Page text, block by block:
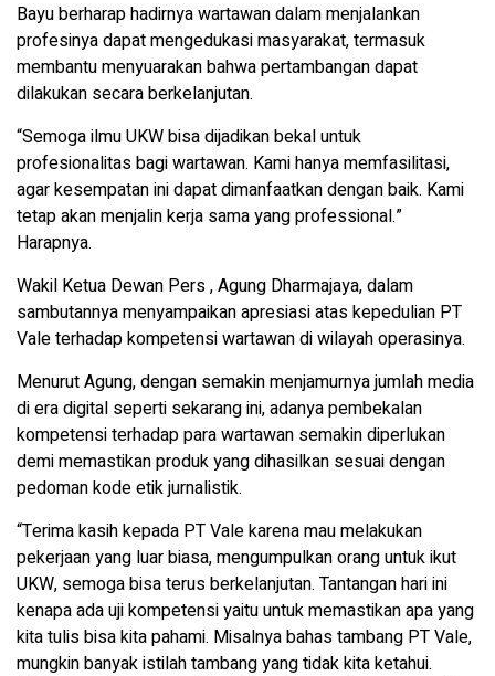
Bayu berharap hadirnya wartawan dalam menjalankan
profesinya dapat mengedukasi masyarakat, termasuk
membantu menyuarakan bahwa pertambangan dapat
dilakukan secara berkelanjutan.
“Semoga ilmu UKW bisa dijadikan bekal untuk
profesionalitas bagi wartawan. Kami hanya memfasilitasi,
agar kesempatan ini dapat dimanfaatkan dengan baik. Kami
tetap akan menjalin kerja sama yang professional.”
Harapnya.
Wakil Ketua Dewan Pers , Agung Dharmajaya, dalam
sambutannya menyampaikan apresiasi atas kepedulian PT
Vale terhadap kompetensi wartawan di wilayah operasinya.
Menurut Agung, dengan semakin menjamurnya jumlah media
di era digital seperti sekarang ini, adanya pembekalan
kompetensi terhadap para wartawan semakin diperlukan
demi memastikan produk yang dihasilkan sesuai dengan
pedoman kode etik jurnalistik.
“Terima kasih kepada PT Vale karena mau melakukan
pekerjaan yang luar biasa, mengumpulkan orang untuk ikut
UKW, semoga bisa terus berkelanjutan. Tantangan hari ini
kenapa ada uji kompetensi yaitu untuk memastikan apa yang
kita tulis bisa kita pahami. Misalnya bahas tambang PT Vale,
mungkin banyak istilah tambang yang tidak kita ketahui.